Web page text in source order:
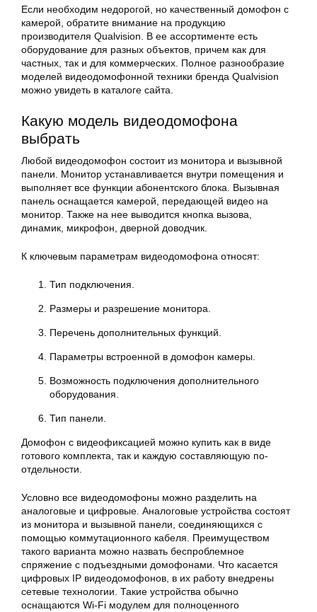
Если необходим недорогой, но качественный домофон с
камерой, обратите внимание на продукцию
производителя Qualvision. В ее ассортименте есть
оборудование для разных объектов, причем как для
частных, так и для коммерческих. Полное разнообразие
моделей видеодомофонной техники бренда Qualvision
можно увидеть в каталоге сайта.
Какую модель видеодомофона
выбрать
Любой видеодомофон состоит из монитора и вызывной
панели. Монитор устанавливается внутри помещения и
выполняет все функции абонентского блока. Вызывная
панель оснащается камерой, передающей видео на
монитор. Также на нее выводится кнопка вызова,
динамик, микрофон, дверной доводчик.
К ключевым параметрам видеодомофона относят:
Тип подключения.
Размеры и разрешение монитора.
Перечень дополнительных функций.
Параметры встроенной в домофон камеры.
Возможность подключения дополнительного
оборудования.
Тип панели.
Домофон с видеофиксацией можно купить как в виде
готового комплекта, так и каждую составляющую по-
отдельности.
Условно все видеодомофоны можно разделить на
аналоговые и цифровые. Аналоговые устройства состоят
из монитора и вызывной панели, соединяющихся с
помощью коммутационного кабеля. Преимуществом
такого варианта можно назвать беспроблемное
спряжение с подъездными домофонами. Что касается
цифровых IP видеодомофонов, в их работу внедрены
сетевые технологии. Такие устройства обычно
оснащаются Wi-Fi модулем для полноценного